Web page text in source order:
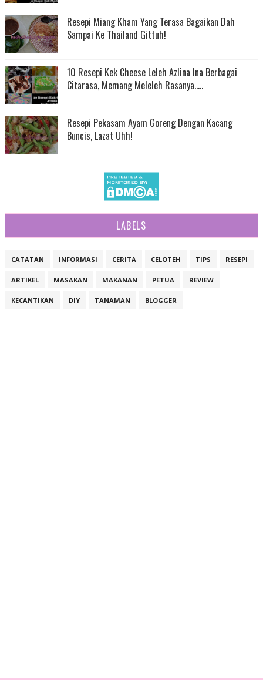
Resepi Miang Kham Yang Terasa Bagaikan Dah
Sampai Ke Thailand Gittuh!
10 Resepi Kek Cheese Leleh Azlina Ina Berbagai
Citarasa, Memang Meleleh Rasanya.....
Resepi Pekasam Ayam Goreng Dengan Kacang
Buncis, Lazat Uhh!
LABELS
CATATAN INFORMASI CERITA CELOTEH TIPS RESEPI
ARTIKEL MASAKAN MAKANAN PETUA REVIEW
KECANTIKAN DIY TANAMAN BLOGGER